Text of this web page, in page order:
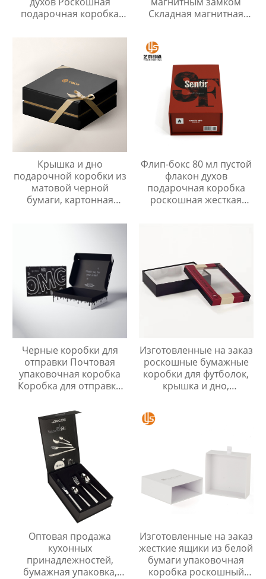
подарочная коробка
Складная магнитная
упаковочные коробки
Крышка и дно
подарочной коробки из
матовой черной
бумаги, картонная
логотипом
Флип-бокс 80 мл пустой
флакон духов
подарочная коробка
роскошная жесткая
Черные коробки для
отправки Почтовая
упаковочная коробка
Коробка для отправки
Изготовленные на заказ
роскошные бумажные
коробки для футболок,
крышка и дно,
для одежды, картонная
коробка для одежды
Оптовая продажа
кухонных
принадлежностей,
бумажная упаковка,
Изготовленные на заказ
жесткие ящики из белой
бумаги упаковочная
коробка роскошный